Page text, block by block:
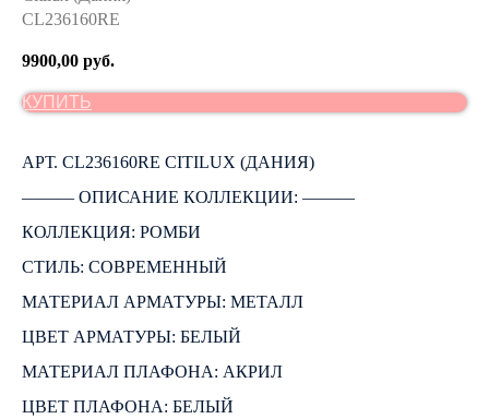
CL236160RE
9900,00 руб.
КУПИТЬ
АРТ. CL236160RE CITILUX (ДАНИЯ)
――― ОПИСАНИЕ КОЛЛЕКЦИИ: ―――
КОЛЛЕКЦИЯ: РОМБИ
СТИЛЬ: СОВРЕМЕННЫЙ
МАТЕРИАЛ АРМАТУРЫ: МЕТАЛЛ
ЦВЕТ АРМАТУРЫ: БЕЛЫЙ
МАТЕРИАЛ ПЛАФОНА: АКРИЛ
ЦВЕТ ПЛАФОНА: БЕЛЫЙ